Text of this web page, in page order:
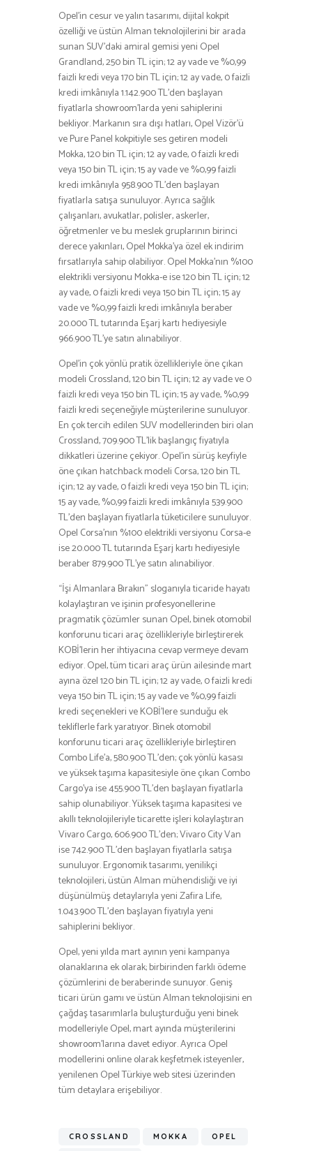
Opel’in cesur ve yalın tasarımı, dijital kokpit
özelliği ve üstün Alman teknolojilerini bir arada
sunan SUV’daki amiral gemisi yeni Opel
Grandland, 250 bin TL için; 12 ay vade ve %0,99
faizli kredi veya 170 bin TL için; 12 ay vade, 0 faizli
kredi imkânıyla 1.142.900 TL’den başlayan
fiyatlarla showroom’larda yeni sahiplerini
bekliyor. Markanın sıra dışı hatları, Opel Vizör’ü
ve Pure Panel kokpitiyle ses getiren modeli
Mokka, 120 bin TL için; 12 ay vade, 0 faizli kredi
veya 150 bin TL için; 15 ay vade ve %0,99 faizli
kredi imkânıyla 958.900 TL’den başlayan
fiyatlarla satışa sunuluyor. Ayrıca sağlık
çalışanları, avukatlar, polisler, askerler,
öğretmenler ve bu meslek gruplarının birinci
derece yakınları, Opel Mokka’ya özel ek indirim
fırsatlarıyla sahip olabiliyor. Opel Mokka’nın %100
elektrikli versiyonu Mokka-e ise 120 bin TL için; 12
ay vade, 0 faizli kredi veya 150 bin TL için; 15 ay
vade ve %0,99 faizli kredi imkânıyla beraber
20.000 TL tutarında Eşarj kartı hediyesiyle
966.900 TL’ye satın alınabiliyor.
Opel’in çok yönlü pratik özellikleriyle öne çıkan
modeli Crossland, 120 bin TL için; 12 ay vade ve 0
faizli kredi veya 150 bin TL için; 15 ay vade, %0,99
faizli kredi seçeneğiyle müşterilerine sunuluyor.
En çok tercih edilen SUV modellerinden biri olan
Crossland, 709.900 TL’lik başlangıç fiyatıyla
dikkatleri üzerine çekiyor. Opel’in sürüş keyfiyle
öne çıkan hatchback modeli Corsa, 120 bin TL
için; 12 ay vade, 0 faizli kredi veya 150 bin TL için;
15 ay vade, %0,99 faizli kredi imkânıyla 539.900
TL’den başlayan fiyatlarla tüketicilere sunuluyor.
Opel Corsa’nın %100 elektrikli versiyonu Corsa-e
ise 20.000 TL tutarında Eşarj kartı hediyesiyle
beraber 879.900 TL’ye satın alınabiliyor.
“İşi Almanlara Bırakın” sloganıyla ticaride hayatı
kolaylaştıran ve işinin profesyonellerine
pragmatik çözümler sunan Opel, binek otomobil
konforunu ticari araç özellikleriyle birleştirerek
KOBİ’lerin her ihtiyacına cevap vermeye devam
ediyor. Opel, tüm ticari araç ürün ailesinde mart
ayına özel 120 bin TL için; 12 ay vade, 0 faizli kredi
veya 150 bin TL için; 15 ay vade ve %0,99 faizli
kredi seçenekleri ve KOBİ’lere sunduğu ek
tekliflerle fark yaratıyor. Binek otomobil
konforunu ticari araç özellikleriyle birleştiren
Combo Life’a, 580.900 TL’den; çok yönlü kasası
ve yüksek taşıma kapasitesiyle öne çıkan Combo
Cargo’ya ise 455.900 TL’den başlayan fiyatlarla
sahip olunabiliyor. Yüksek taşıma kapasitesi ve
akıllı teknolojileriyle ticarette işleri kolaylaştıran
Vivaro Cargo, 606.900 TL’den; Vivaro City Van
ise 742.900 TL’den başlayan fiyatlarla satışa
sunuluyor. Ergonomik tasarımı, yenilikçi
teknolojileri, üstün Alman mühendisliği ve iyi
düşünülmüş detaylarıyla yeni Zafira Life,
1.043.900 TL’den başlayan fiyatıyla yeni
sahiplerini bekliyor.
Opel, yeni yılda mart ayının yeni kampanya
olanaklarına ek olarak; birbirinden farklı ödeme
çözümlerini de beraberinde sunuyor. Geniş
ticari ürün gamı ve üstün Alman teknolojisini en
çağdaş tasarımlarla buluşturduğu yeni binek
modelleriyle Opel, mart ayında müşterilerini
showroom’larına davet ediyor. Ayrıca Opel
modellerini online olarak keşfetmek isteyenler,
yenilenen Opel Türkiye web sitesi üzerinden
tüm detaylara erişebiliyor.
CROSSLAND MOKKA OPEL